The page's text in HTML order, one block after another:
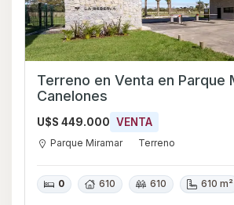
Terreno en Venta en Parque Miramar,
Canelones
U$S 449.000 VENTA
Parque Miramar Terreno
0 610 610 610 m²